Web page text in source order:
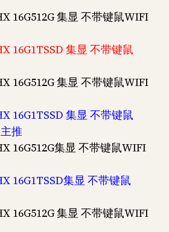
16G512G 集显 不带键鼠WIFI
16G1TSSD 集显 不带键鼠
16G512G 集显 不带键鼠WIFI
16G1TSSD 集显 不带键鼠
推
16G512G集显 不带键鼠WIFI
16G1TSSD集显 不带键鼠
16G512G 集显 不带键鼠WIFI